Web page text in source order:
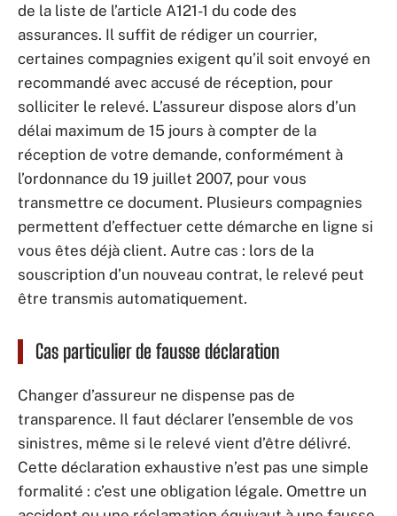
de la liste de l’article A121-1 du code des
assurances. Il suffit de rédiger un courrier,
certaines compagnies exigent qu’il soit envoyé en
recommandé avec accusé de réception, pour
solliciter le relevé. L’assureur dispose alors d’un
délai maximum de 15 jours à compter de la
réception de votre demande, conformément à
l’ordonnance du 19 juillet 2007, pour vous
transmettre ce document. Plusieurs compagnies
permettent d’effectuer cette démarche en ligne si
vous êtes déjà client. Autre cas : lors de la
souscription d’un nouveau contrat, le relevé peut
être transmis automatiquement.
Cas particulier de fausse déclaration
Changer d’assureur ne dispense pas de
transparence. Il faut déclarer l’ensemble de vos
sinistres, même si le relevé vient d’être délivré.
Cette déclaration exhaustive n’est pas une simple
formalité : c’est une obligation légale. Omettre un